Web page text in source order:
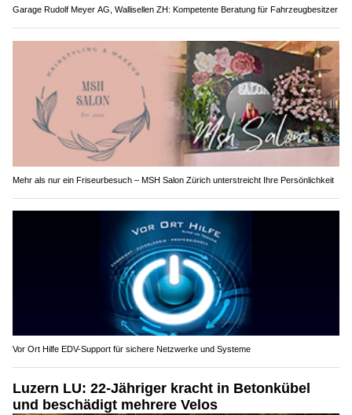
Garage Rudolf Meyer AG, Wallisellen ZH: Kompetente Beratung für Fahrzeugbesitzer
Mehr als nur ein Friseurbesuch – MSH Salon Zürich unterstreicht Ihre Persönlichkeit
Vor Ort Hilfe EDV-Support für sichere Netzwerke und Systeme
Luzern LU: 22-Jähriger kracht in Betonkübel
und beschädigt mehrere Velos